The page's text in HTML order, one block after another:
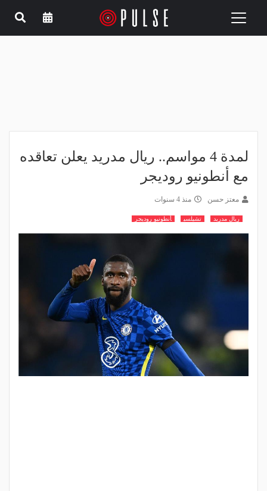
Toggle
لمدة 4 مواسم.. ريال مدريد يعلن تعاقده
مع أنطونيو روديجر
معتز حسن منذ 4 سنوات
ريال مدريد تشيلسي أنطونيو روديجر